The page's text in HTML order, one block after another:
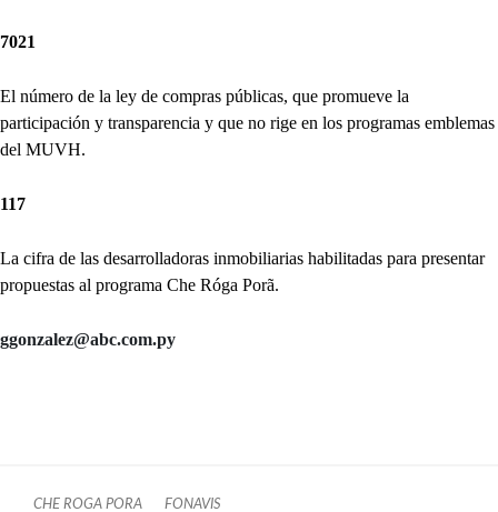
7021
El número de la ley de compras públicas, que promueve la
participación y transparencia y que no rige en los programas emblemas
del MUVH.
117
La cifra de las desarrolladoras inmobiliarias habilitadas para presentar
propuestas al programa Che Róga Porã.
ggonzalez@abc.com.py
CHE ROGA PORA FONAVIS